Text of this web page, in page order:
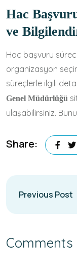
Hac
ve
Hac başvuru
organizasyon
süreçlerle ilgili
Genel Müdürlüğü
ulaşabilirsiniz.
Share:
Previous Post
Comments